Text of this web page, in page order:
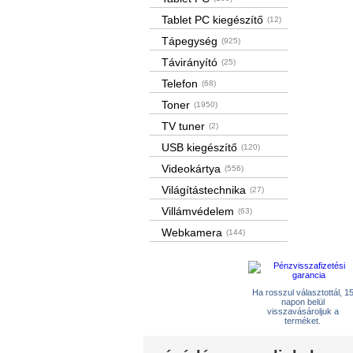
Tablet PC kiegészítő (12)
Tápegység (925)
Távirányító (25)
Telefon (68)
Toner (1950)
TV tuner (2)
USB kiegészítő (120)
Videokártya (556)
Világítástechnika (27)
Villámvédelem (63)
Webkamera (144)
Ha rosszul választottál, 15
napon belül
visszavásároljuk a
terméket.